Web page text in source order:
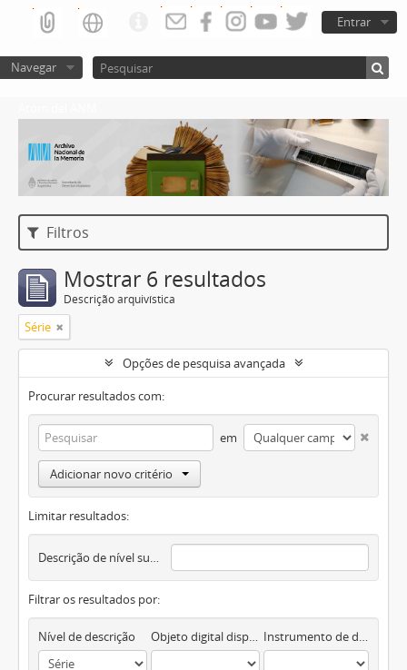
Entrar
Navegar
Filtros
Mostrar 6 resultados
Descrição arquivística
Série
Opções de pesquisa avançada
Procurar resultados com:
em
Adicionar novo critério
Limitar resultados:
Descrição de nível superior
Filtrar os resultados por:
Nível de descrição Objeto digital disponível Instrumento de descrição documental